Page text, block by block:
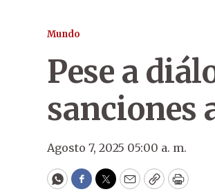
Mundo
Pese a
sanciones
Agosto 7, 2025 05:00 a. m.
WhatsApp
Facebook
Twitter
EmailCopyPrint